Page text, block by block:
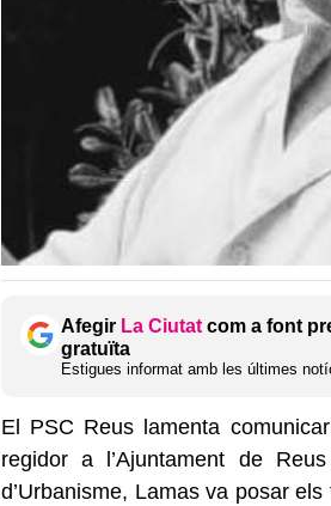
Afegir La Ciutat com a font
gratuïta
Estigues informat amb les últimes
El PSC Reus lamenta
regidor a l’Ajuntament de
d’Urbanisme, Lamas va posar